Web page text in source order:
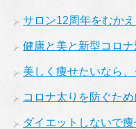
サロン12周年をむかえ
健康と美と新型コロ
美しく痩せたいなら
コロナ太りを防ぐため
ダイエットしないで